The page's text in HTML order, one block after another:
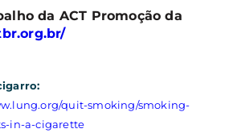
da ACT Promoção da
quit-smoking/smoking-
in-a-cigarette